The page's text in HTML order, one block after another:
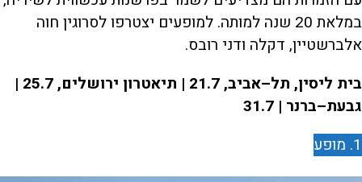
במלאת 20 שנה למותה. למופעים יצטרפו לסרוגין חוה
אלברשטיין, דקלה ודני רובס.
בית ליסין, תל–אביב, 21.7 | תיאטרון ירושלים, 25.7 |
גבעת–ברנר | 31.7
1. מופע